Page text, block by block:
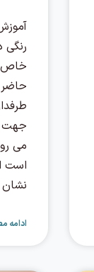
رنگی
خاص
حاضر
جهت
می
است
نشان
ادامه